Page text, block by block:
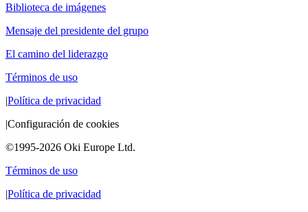
Biblioteca de imágenes
Mensaje del presidente del grupo
El camino del liderazgo
Términos de uso
|Política de privacidad
|Configuración de cookies
©1995-2026 Oki Europe Ltd.
Términos de uso
|Política de privacidad